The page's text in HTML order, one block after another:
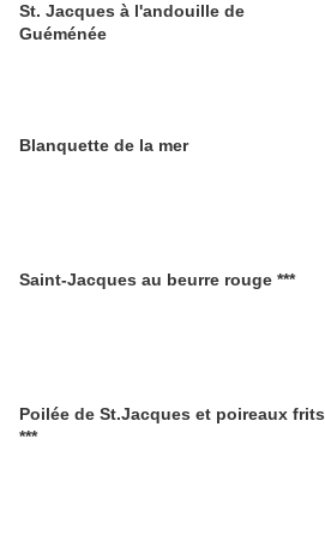
St. Jacques à l'andouille de
Guéménée
Blanquette de la mer
Saint-Jacques au beurre rouge ***
Poilée de St.Jacques et poireaux frits
***